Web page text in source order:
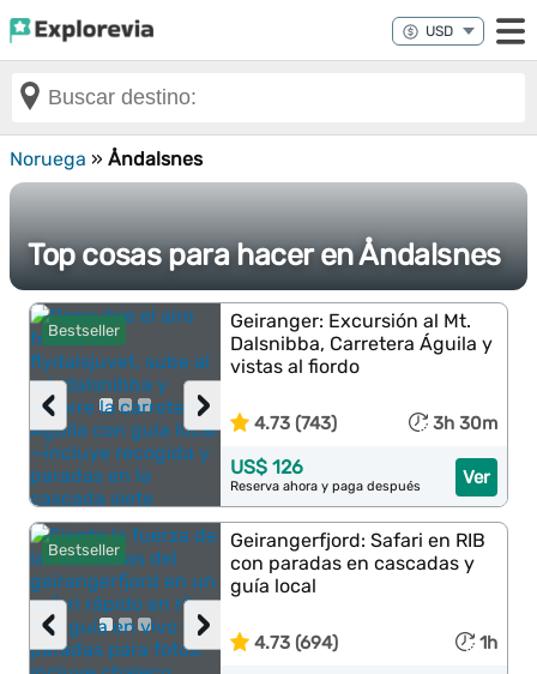
Noruega » Åndalsnes
Top cosas para hacer en Åndalsnes
Bestseller
›
‹
Geiranger: Excursión al Mt.
Dalsnibba, Carretera Águila y
vistas al fiordo
4.73 (743) 3h 30m
Ver
US$ 126
Reserva ahora y paga después
Bestseller
›
‹
Geirangerfjord: Safari en RIB
con paradas en cascadas y
guía local
4.73 (694) 1h